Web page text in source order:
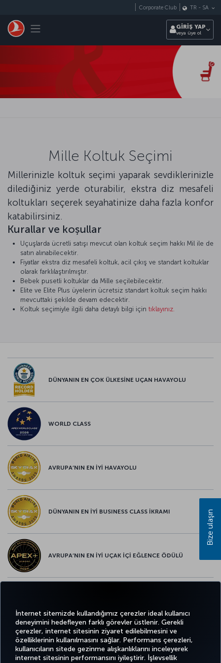
İnternet sitemizde kullandığımız çerezler ideal kullanıcı
deneyimini hedefleyen farklı görevler üstlenir. Gerekli
çerezler, internet sitesinin ziyaret edilebilmesini ve
özelliklerinin kullanılmasını sağlar. Performans çerezleri,
kullanıcıların sitede gezinme alışkanlıklarını inceleyerek
internet sitesinin performansını iyileştirir. İşlevsellik
Toggle navigation
Corporate Club TR - SA
GİRİŞ YAP
veya üye ol
Mille Koltuk Seçimi
Millerinizle koltuk seçimi yaparak sevdiklerinizle
dilediğiniz yerde oturabilir, ekstra diz mesafeli
koltukları seçerek seyahatinize daha fazla konfor
katabilirsiniz.
Kurallar ve koşullar
Uçuşlarda ücretli satışı mevcut olan koltuk seçim hakkı Mil ile de
satın alınabilecektir.
Fiyatlar ekstra diz mesafeli koltuk, acil çıkış ve standart koltuklar
olarak farklılaştırılmıştır.
Bebek pusetli koltuklar da Mille seçilebilecektir.
Elite ve Elite Plus üyelerin ücretsiz standart koltuk seçim hakkı
mevcuttaki şekilde devam edecektir.
Koltuk seçimiyle ilgili daha detaylı bilgi için tıklayınız.
DÜNYANIN EN ÇOK ÜLKESİNE UÇAN HAVAYOLU
WORLD CLASS
AVRUPA’NIN EN İYİ HAVAYOLU
DÜNYANIN EN İYİ BUSINESS CLASS İKRAMI
AVRUPA’NIN EN İYİ UÇAK İÇİ EĞLENCE ÖDÜLÜ
TwitterFacebook
Instagram
YoutubeLinkedIn
TiktokBlogPinterest
Bize ulaşın